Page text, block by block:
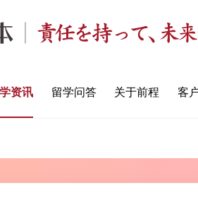
资讯 留学问答 关于前程 客